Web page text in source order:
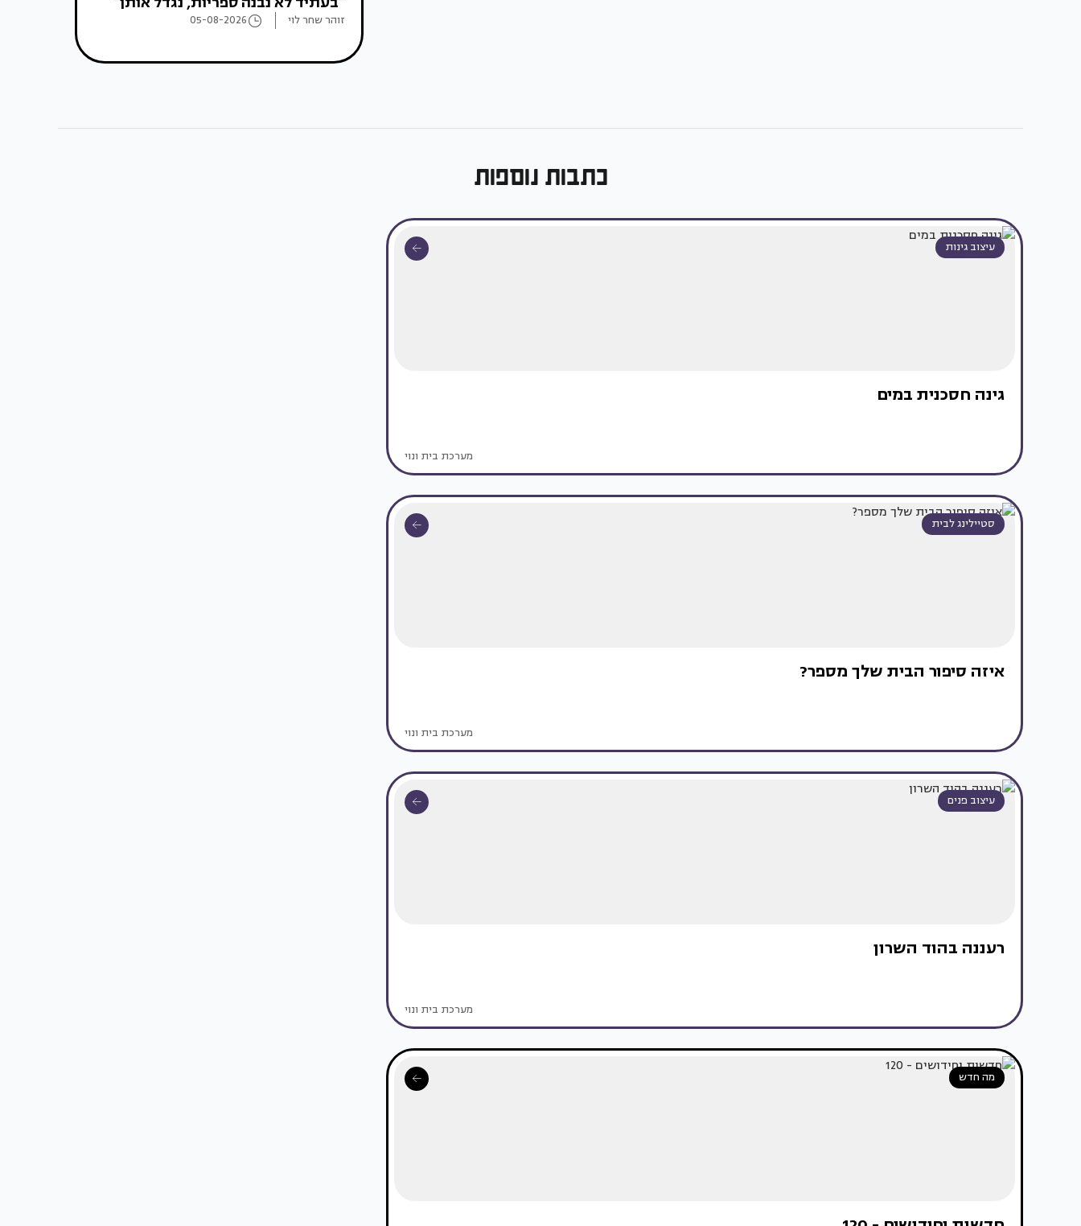
זוהר שחר לוי 05-08-2026
כתבות נוספות
עיצוב גינות
גינה חסכנית במים
מערכת בית ונוי
סטיילינג לבית
איזה סיפור הבית שלך מספר?
מערכת בית ונוי
עיצוב פנים
רעננה בהוד השרון
מערכת בית ונוי
מה חדש